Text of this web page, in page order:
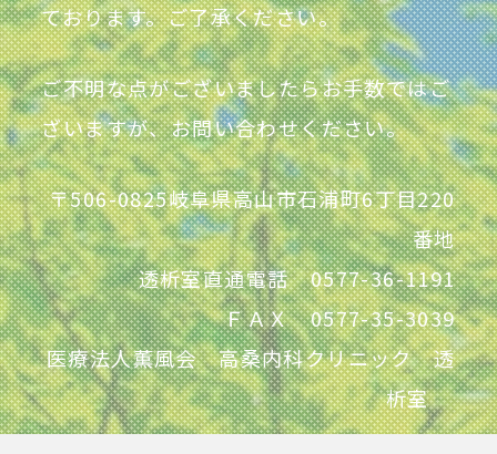
ております。ご了承ください。
ご不明な点がございましたらお手数ではご
ざいますが、お問い合わせください。
〒506-0825岐阜県高山市石浦町6丁目220
番地
透析室直通電話 0577-36-1191
ＦＡＸ 0577-35-3039
医療法人薫風会 高桑内科クリニック 透
析室